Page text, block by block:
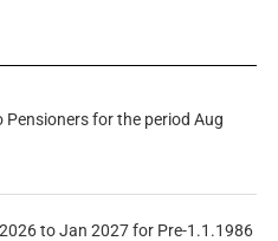
Pensioners for the period Aug
to Jan 2027 for Pre-1.1.1986